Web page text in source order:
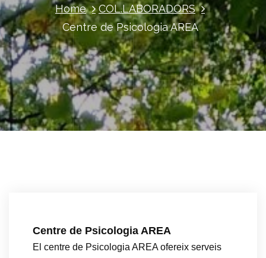
Home
COL.LABORADORS
Centre de Psicologia AREA
Centre de Psicologia AREA
El centre de Psicologia AREA ofereix serveis